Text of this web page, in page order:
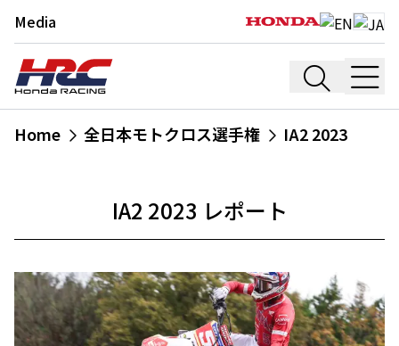
Media
Home 全日本モトクロス選手権 IA2 2023
IA2 2023 レポート